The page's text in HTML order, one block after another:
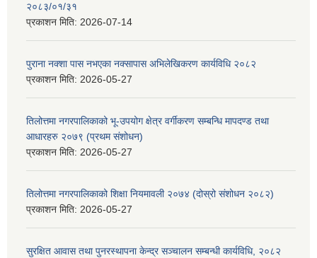
२०८३/०१/३१
प्रकाशन मिति: 2026-07-14
पुराना नक्शा पास नभएका नक्सापास अभिलेखिकरण कार्यविधि २०८२
प्रकाशन मिति: 2026-05-27
तिलोत्तमा नगरपालिकाको भू-उपयोग क्षेत्र वर्गीकरण सम्बन्धि मापदण्ड तथा
आधारहरु २०७९ (प्रथम संशोधन)
प्रकाशन मिति: 2026-05-27
तिलोत्तमा नगरपालिकाको शिक्षा नियमावली २०७४ (दोस्रो संशोधन २०८२)
प्रकाशन मिति: 2026-05-27
सुरक्षित आवास तथा पुनरस्थापना केन्द्र सञ्चालन सम्बन्धी कार्यविधि, २०८२